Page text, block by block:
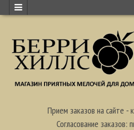
Прием заказов на сайте -
Согласование заказов: